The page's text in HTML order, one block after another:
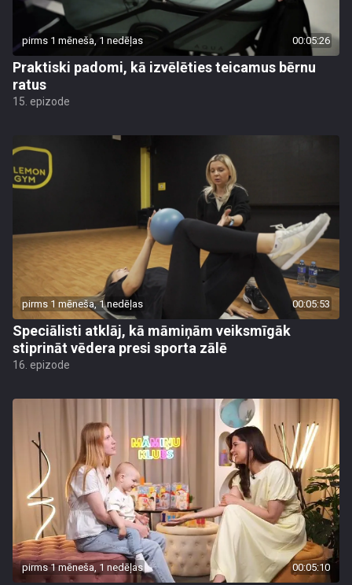
pirms 1 mēneša, 1 nedēļas 00:05:26
Praktiski padomi, kā izvēlēties teicamus bērnu
ratus
15. epizode
pirms 1 mēneša, 1 nedēļas 00:05:53
Speciālisti atklāj, kā māmiņām veiksmīgāk
stiprināt vēdera presi sporta zālē
16. epizode
pirms 1 mēneša, 1 nedēļas 00:05:10